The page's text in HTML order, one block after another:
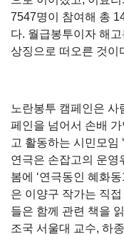
7547명이 참여해 총
다. 월급봉투이자 해고
상징으로 떠오른 것이
노란봉투 캠페인은 사
페인을 넘어서 손배
고 활동하는 시민모임
연극은 손잡고의 운영
봄에 ‘연극동인 혜화
은 이양구 작가는 직
들은 함께 관련 책을
조국 서울대 교수, 하